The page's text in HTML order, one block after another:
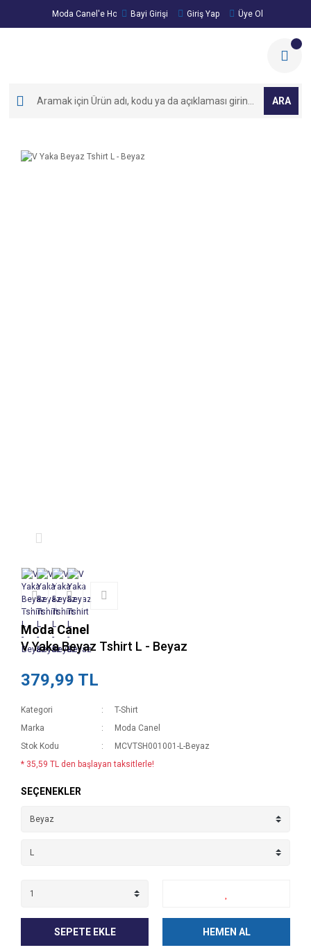
Moda Canel'e Hoşgeldiniz!
Bayi Girişi Giriş Yap Üye Ol
ARA
Moda Canel
V Yaka Beyaz Tshirt L - Beyaz
379,99 TL
Kategori
T-Shirt
Marka
Moda Canel
Stok Kodu
MCVTSH001001-L-Beyaz
* 35,59 TL den başlayan taksitlerle!
SEÇENEKLER
SEPETE EKLE HEMEN AL